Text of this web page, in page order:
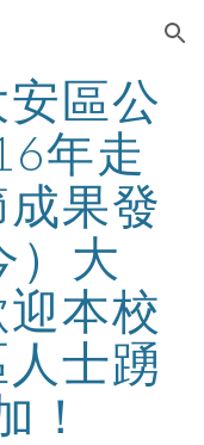
Skip to navigation
區公
年走
果發
）大
本校
士踴
！